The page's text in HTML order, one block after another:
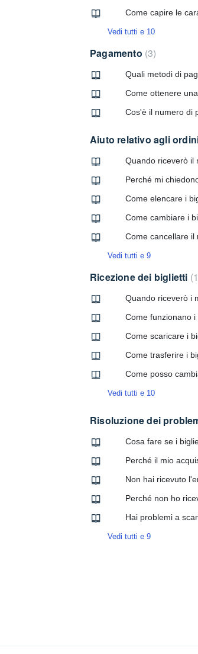
Come capire le
Vedi tutti e 10
Pagamento 3
Quali metodi di
Come ottenere
Cos'è il numero di
Aiuto relativo agli
Quando riceverò il
Perché mi
Come elencare i
Come cambiare i
Come cancellare il
Vedi tutti e 9
Ricezione dei biglietti
Quando riceverò i
Come funzionano
Come scaricare i
Come trasferire i
Come posso
Vedi tutti e 10
Risoluzione dei
Cosa fare se i
Perché il mio
Non hai ricevuto
Perché non ho
Hai problemi a
Vedi tutti e 9